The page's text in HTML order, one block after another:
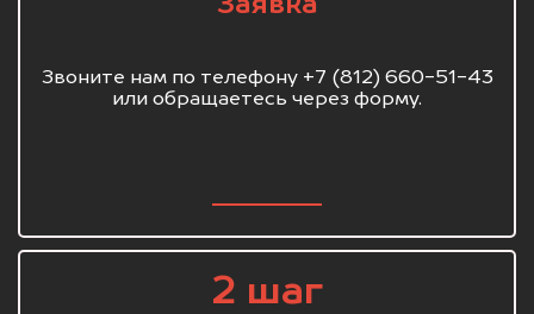
Звоните нам по телефону +7 (812) 660-51-43
или обращаетесь через форму.
2 шаг